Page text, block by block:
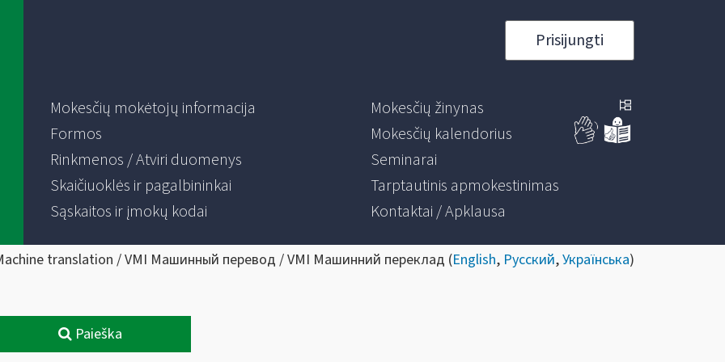
Prisijungti
Mokesčių mokėtojų informacija
Formos
Rinkmenos / Atviri duomenys
Skaičiuoklės ir pagalbininkai
Sąskaitos ir įmokų kodai
Mokesčių žinynas
Mokesčių kalendorius
Seminarai
Tarptautinis apmokestinimas
Kontaktai / Apklausa
translation / VMI Машинный перевод / VMI Машинний переклад (English, Русский,Українська)
Paieška